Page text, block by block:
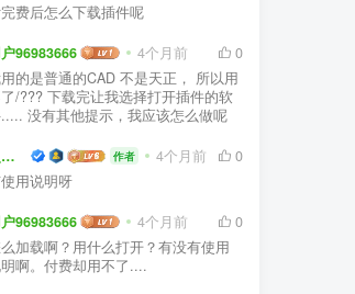
费后怎么下载插件呢
96983666 4个月前
0
是普通的CAD 不是天正， 所以用
载完让我选择打开插件的软
没有其他提示，我应该怎么做呢
灵感屋 作者 4个月前
0
用说明呀
96983666 4个月前
0
加载啊？用什么打开？有没有使用
啊。付费却用不了....